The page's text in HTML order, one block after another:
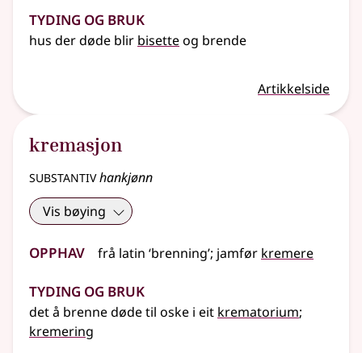
Tyding og bruk
hus der døde blir bisetteog brende
Artikkelside
kremasjon
substantivhankjønn
Vis bøying
Opphav frå latin ‘brenning’; jamfør kremere
Tyding og bruk
det å brenne døde til oske i eit krematorium;
kremering